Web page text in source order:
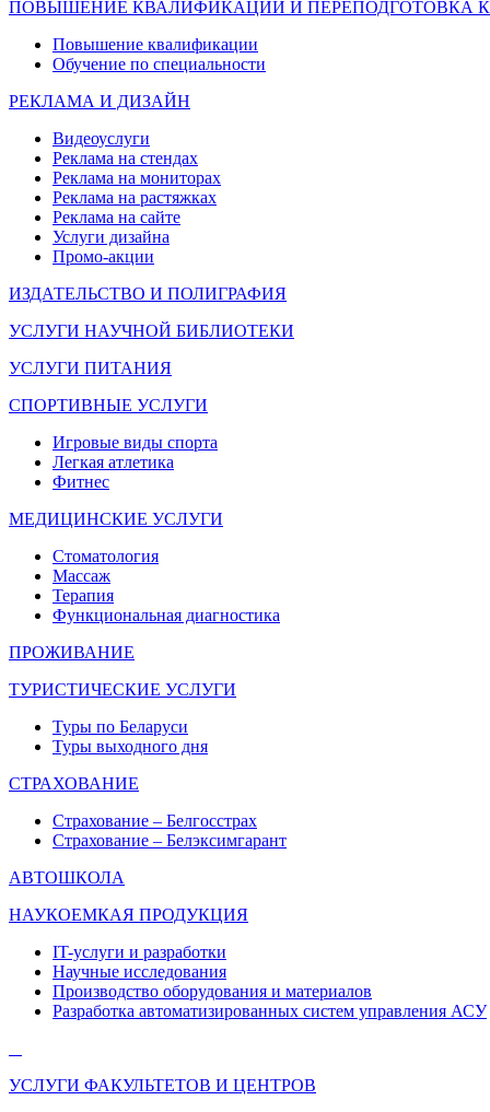
ПОВЫШЕНИЕ КВАЛИФИКАЦИИ И ПЕРЕПОДГОТОВКА
Повышение квалификации
Обучение по специальности
РЕКЛАМА И ДИЗАЙН
Видеоуслуги
Реклама на стендах
Реклама на мониторах
Реклама на растяжках
Реклама на сайте
Услуги дизайна
Промо-акции
ИЗДАТЕЛЬСТВО И ПОЛИГРАФИЯ
УСЛУГИ НАУЧНОЙ БИБЛИОТЕКИ
УСЛУГИ ПИТАНИЯ
СПОРТИВНЫЕ УСЛУГИ
Игровые виды спорта
Легкая атлетика
Фитнес
МЕДИЦИНСКИЕ УСЛУГИ
Стоматология
Массаж
Терапия
Функциональная диагностика
ПРОЖИВАНИЕ
ТУРИСТИЧЕСКИЕ УСЛУГИ
Туры по Беларуси
Туры выходного дня
СТРАХОВАНИЕ
Страхование – Белгосстрах
Страхование – Белэксимгарант
АВТОШКОЛА
НАУКОЕМКАЯ ПРОДУКЦИЯ
IT-услуги и разработки
Научные исследования
Производство оборудования и материалов
Разработка автоматизированных систем управления АСУ
УСЛУГИ ФАКУЛЬТЕТОВ И ЦЕНТРОВ